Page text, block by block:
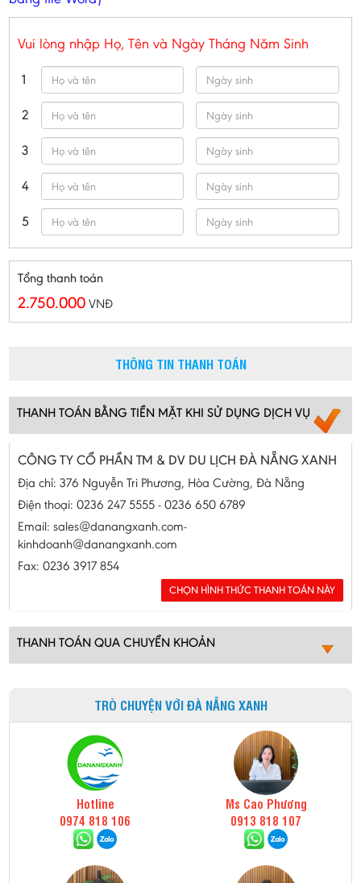
Vui lòng nhập Họ, Tên và Ngày Tháng Năm Sinh
1
2
3
4
5
Tổng thanh toán
2.750.000 VNĐ
THÔNG TIN THANH TOÁN
THANH TOÁN BẰNG TIỀN MẶT KHI SỬ DỤNG DỊCH VỤ
CÔNG TY CỔ PHẦN TM & DV DU LỊCH ĐÀ NẴNG XANH
Địa chỉ: 376 Nguyễn Tri Phương, Hòa Cường, Đà Nẵng
Điện thoại: 0236 247 5555 - 0236 650 6789
Email: sales@danangxanh.com-
kinhdoanh@danangxanh.com
Fax: 0236 3917 854
THANH TOÁN QUA CHUYỂN KHOẢN
TRÒ CHUYỆN VỚI ĐÀ NẴNG XANH
Hotline
0974 818 106
Ms Cao Phương
0913 818 107